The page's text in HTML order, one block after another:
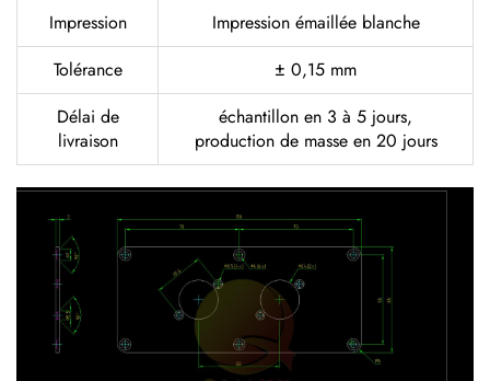
Impression
Impression émaillée blanche
Tolérance
± 0,15 mm
Délai de
livraison
échantillon en 3 à 5 jours,
production de masse en 20 jours